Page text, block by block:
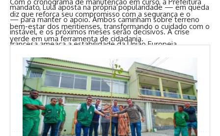
mandato, Lula aposta na própria popularidade — em queda
— para manter o apoio. Ambos caminham sobre terreno
instável, e os próximos meses serão decisivos. A crise
francesa ameaça a estabilidade da União Europeia,
enquanto o impasse fiscal brasileiro pode comprometer
investimentos e a credibilidade internacional do país.
TAGGED:CriseFiscal DéfictOrçamentário Lula Macon
diz que reforça seu compromisso com a segurança e o
bem-estar dos meritienses, transformando o cuidado com o
verde em uma ferramenta de cidadania.